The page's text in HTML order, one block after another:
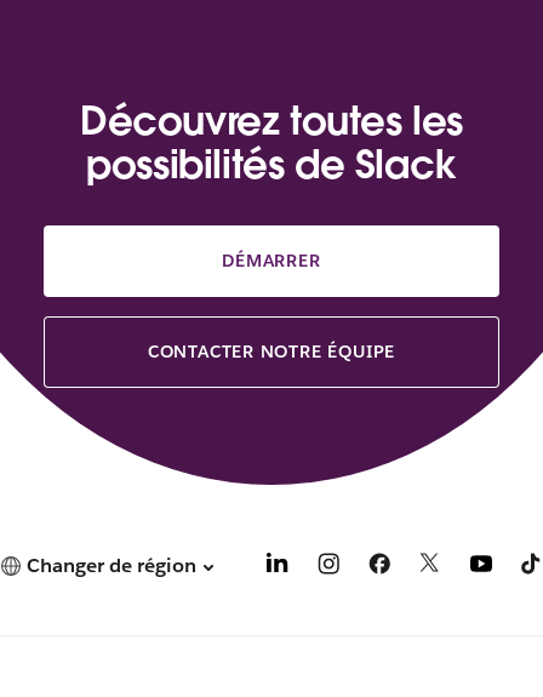
Découvrez toutes les
possibilités de Slack
DÉMARRER
CONTACTER NOTRE ÉQUIPE
Changer de région